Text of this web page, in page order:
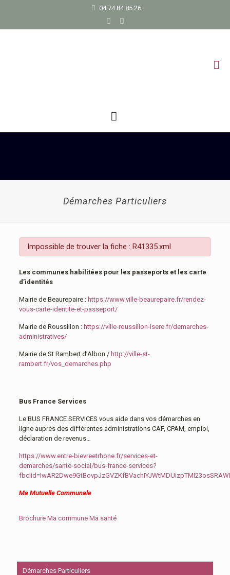
04 74 84 85 26
Démarches Particuliers
Impossible de trouver la fiche : R41335.xml
Les communes habilitées pour les passeports et les carte
d’identités
Mairie de Beaurepaire : https://www.ville-beaurepaire.fr/rendez-
vous-carte-identite-et-passeport/
Mairie de Roussillon : https://ville-roussillon-isere.fr/demarches-
administratives/
Mairie de St Rambert d’Albon / http://ville-st-
rambert.fr/vos_demarches.php
Bus France Services
Le BUS FRANCE SERVICES vous aide dans vos démarches en
ligne auprès des différentes administrations CAF, CPAM, emploi,
déclaration de revenus…
https://www.entre-bievreetrhone.fr/services-et-
demarches/sante-social/bus-france-services?
Ma Mutuelle Communale
Brochure Ma commune Ma santé
Démarches Particuliers